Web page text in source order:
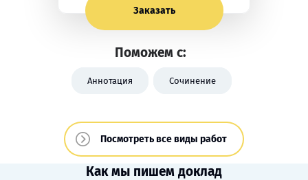
Заказать
Поможем с:
Аннотация Сочинение
Посмотреть все виды работ
Как мы пишем доклад